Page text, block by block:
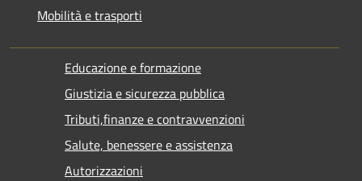
Mobilità e trasporti
Educazione e formazione
Giustizia e sicurezza pubblica
Tributi,finanze e contravvenzioni
Salute, benessere e assistenza
Autorizzazioni